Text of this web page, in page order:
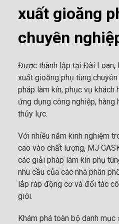
xuất gioăng
chuyên
Được thành lập tại Đài Loan,
xuất gioăng phụ tùng
pháp làm kín, phục vụ khách
ứng dụng công nghiệp,
thủy lực.
Với nhiều năm kinh nghiệm
cao vào chất lượng, MJ
các giải pháp làm kín phụ
nhu cầu của các nhà phân
lắp ráp động cơ và đối tác
giới.
Khám phá toàn bộ danh